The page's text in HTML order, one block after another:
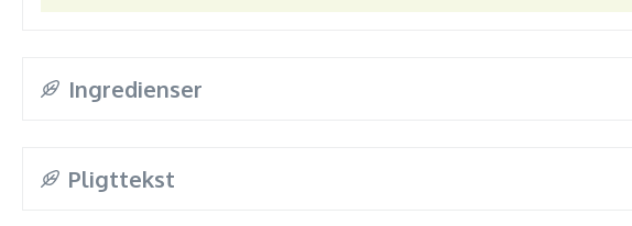
Ingredienser
Pligttekst